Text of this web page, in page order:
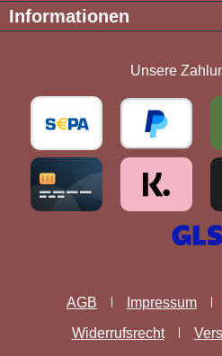
Informationen
Unsere
AGB Impressum
Widerrufsrecht